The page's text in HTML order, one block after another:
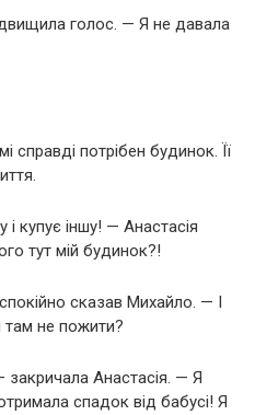
голос. — Я не давала
потрібен будинок. Її
купує іншу! — Анастасія
тут мій будинок?!
сказав Михайло. — І
там не пожити?
Анастасія. — Я
спадок від бабусі! Я